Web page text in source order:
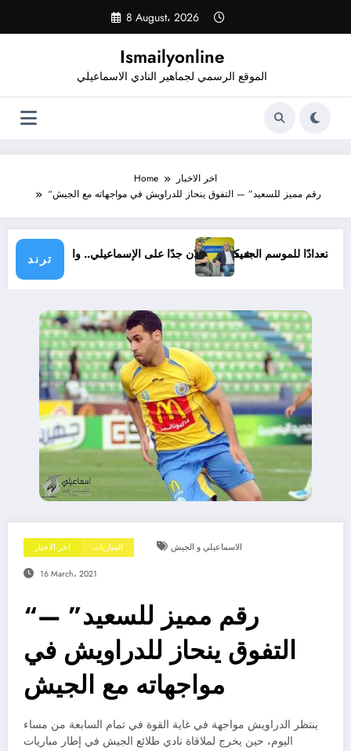
content
8 August، 2026
Ismailyonline
الموقع الرسمي لجماهير النادي الاسماعيلي
Home
اخر الاخبار
“رقم مميز للسعيد” — التفوق ينحاز للدراويش في مواجهاته مع الجيش
ترندشيكابالا: زعلان جدًا على الإسماعيلي..حتى الآن استعدادًا للموسم الجديد
اخر الاخبار المباريات الاسماعيلي و الجيش
16 March، 2021
“رقم مميز للسعيد” —
التفوق ينحاز للدراويش في
مواجهاته مع الجيش
ينتظر الدراويش مواجهة في غاية القوة في تمام السابعة من مساء
اليوم، حين يخرج لملاقاة نادي طلائع الجيش في إطار مباريات